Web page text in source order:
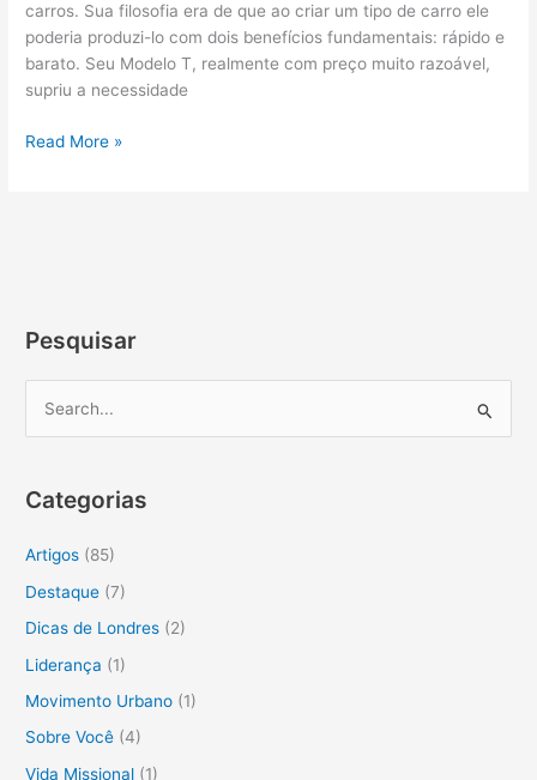
carros. Sua filosofia era de que ao criar um tipo de carro ele
poderia produzi-lo com dois benefícios fundamentais: rápido e
barato. Seu Modelo T, realmente com preço muito razoável,
supriu a necessidade
Read More »
Pesquisar
q
a
r
p
o
r
Categorias
Artigos (85)
Destaque (7)
Dicas de Londres (2)
Liderança (1)
Movimento Urbano (1)
Sobre Você (4)
Vida Missional (1)